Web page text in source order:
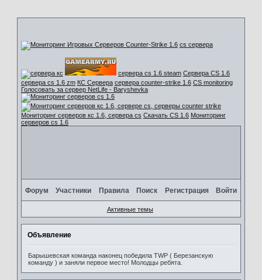
cs сервера
сервера cs 1.6 steam Сервера CS 1.6
сервера cs 1.6 zm КС Сервера сервера counter-strike 1.6 CS monitoring
Голосовать за сервер NetLife - Baryshevka
Мониторинг серверов кс 1.6, сервера cs Скачать CS 1.6 Мониторинг
серверов cs 1.6
Форум Участники Правила Поиск Регистрация Войти
Активные темы
Объявление
Барышевская команда наконец победила TWP ( Березанскую
команду ) и заняли первое место! Молодцы ребята.